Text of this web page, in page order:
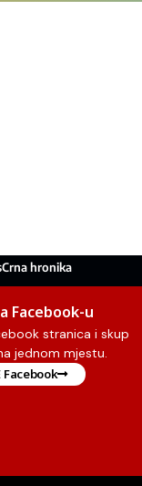
Crna hronika
Facebook-u
stranica i skup
jednom mjestu.
Facebook